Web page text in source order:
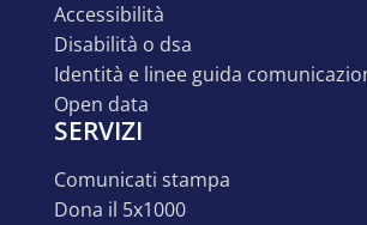
accessibilità
disabilità o dsa
identità e linee guida
open data
SERVIZI
comunicati stampa
dona il 5x1000